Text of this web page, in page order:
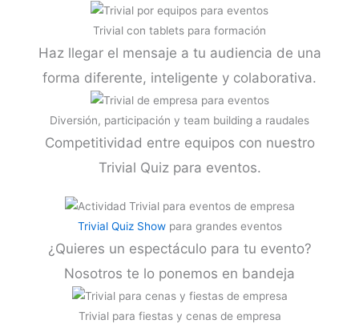
Trivial con tablets para formación
Haz llegar el mensaje a tu audiencia de una
forma diferente, inteligente y colaborativa.
Diversión, participación y team building a raudales
Competitividad entre equipos con nuestro
Trivial Quiz para eventos.
Trivial Quiz Showpara grandes eventos
¿Quieres un espectáculo para tu evento?
Nosotros te lo ponemos en bandeja
Trivial para fiestas y cenas de empresa